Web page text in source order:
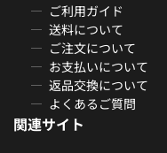
ご利用ガイド
送料について
ご注文について
お支払いについて
返品交換について
よくあるご質問
関連サイト